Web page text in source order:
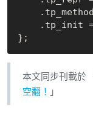
本文同步刊載於
空翻！ 」